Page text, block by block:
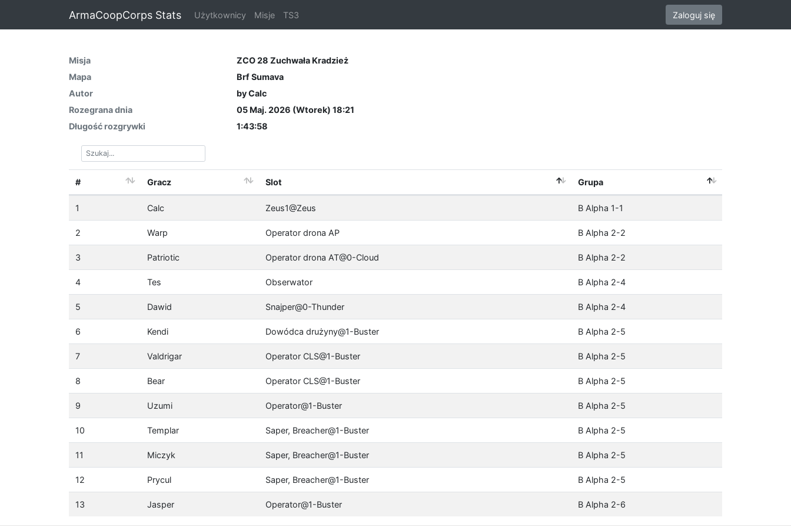
ArmaCoopCorps Stats Użytkownicy Misje TS3 Zaloguj się
Misja
ZCO 28 Zuchwała Kradzież
Mapa
Brf Sumava
Autor
by Calc
Rozegrana dnia
05 Maj. 2026 (Wtorek) 18:21
Długość rozgrywki
1:43:58
# Gracz Slot Grupa
1 Calc Zeus1@Zeus B Alpha 1-1
2 Warp Operator drona AP B Alpha 2-2
3 Patriotic Operator drona AT@0-Cloud B Alpha 2-2
4 Tes Obserwator B Alpha 2-4
5 Dawid Snajper@0-Thunder B Alpha 2-4
6 Kendi Dowódca drużyny@1-Buster B Alpha 2-5
7 Valdrigar Operator CLS@1-Buster B Alpha 2-5
8 Bear Operator CLS@1-Buster B Alpha 2-5
9 Uzumi Operator@1-Buster B Alpha 2-5
10 Templar Saper, Breacher@1-Buster B Alpha 2-5
11 Miczyk Saper, Breacher@1-Buster B Alpha 2-5
12 Prycul Saper, Breacher@1-Buster B Alpha 2-5
13 Jasper Operator@1-Buster B Alpha 2-6